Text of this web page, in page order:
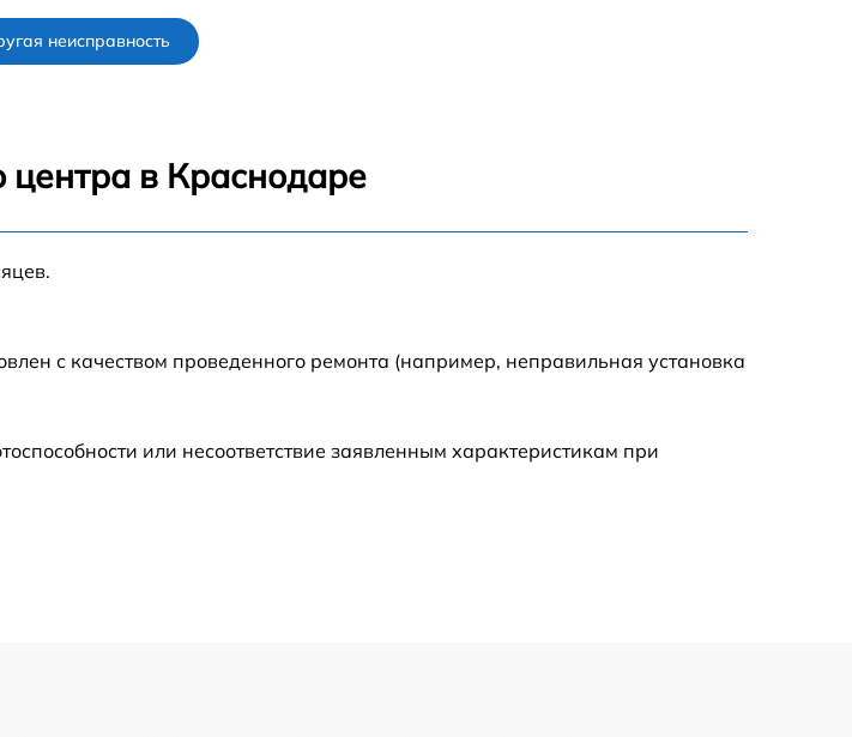
от 120 мин
неисправность
центра в Краснодаре
с качеством проведенного ремонта (например, неправильная установка
или несоответствие заявленным характеристикам при